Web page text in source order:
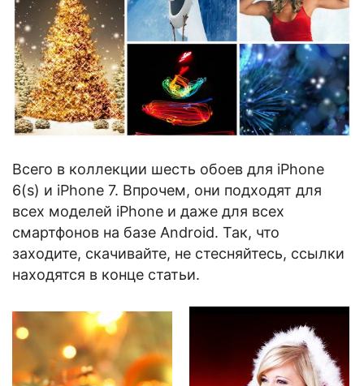
Всего в коллекции шесть обоев для iPhone
6(s) и iPhone 7. Впрочем, они подходят для
всех моделей iPhone и даже для всех
смартфонов на базе Android. Так, что
заходите, скачивайте, не стесняйтесь, ссылки
находятся в конце статьи.